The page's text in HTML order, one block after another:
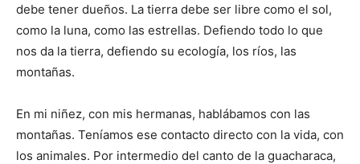
debe tener dueños. La tierra debe ser libre como el sol,
como la luna, como las estrellas. Defiendo todo lo que
nos da la tierra, defiendo su ecología, los ríos, las
montañas.
En mi niñez, con mis hermanas, hablábamos con las
montañas. Teníamos ese contacto directo con la vida, con
los animales. Por intermedio del canto de la guacharaca,